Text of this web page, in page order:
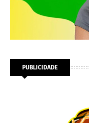
PUBLICIDADE